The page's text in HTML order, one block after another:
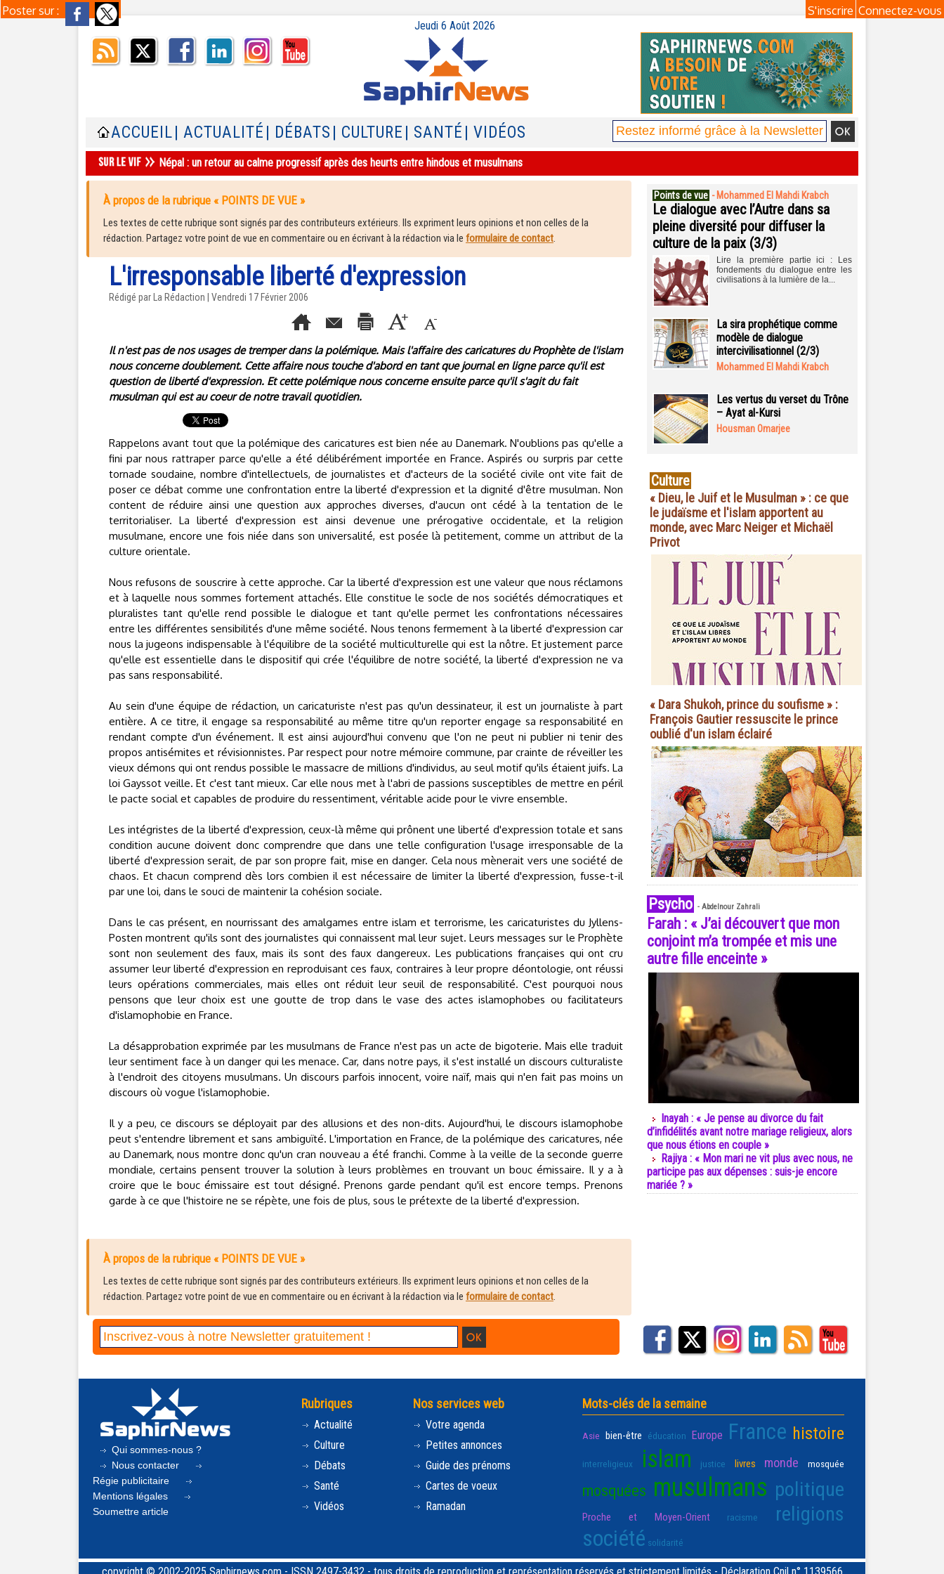
Poster sur : Connectez-vous
S'inscrire
Jeudi 6 Août 2026
ACCUEIL | ACTUALITÉ | DÉBATS | CULTURE | SANTÉ | VIDÉOS
Népal : un retour au calme progressif après des heurts entre hindous et musulmans
À propos de la rubrique « POINTS DE VUE »
Les textes de cette rubrique sont signés par des contributeurs extérieurs. Ils expriment leurs opinions et non celles de la
rédaction. Partagez votre point de vue en commentaire ou en écrivant à la rédaction via le formulaire de contact.
L'irresponsable liberté d'expression
Rédigé par La Rédaction | Vendredi 17 Février 2006
Il n'est pas de nos usages de tremper dans la polémique. Mais l'affaire des caricatures du Prophète de l'islam
nous concerne doublement. Cette affaire nous touche d'abord en tant que journal en ligne parce qu'il est
question de liberté d'expression. Et cette polémique nous concerne ensuite parce qu'il s'agit du fait
musulman qui est au coeur de notre travail quotidien.
Rappelons avant tout que la polémique des caricatures est bien née au Danemark. N'oublions pas qu'elle a
fini par nous rattraper parce qu'elle a été délibérément importée en France. Aspirés ou surpris par cette
tornade soudaine, nombre d'intellectuels, de journalistes et d'acteurs de la société civile ont vite fait de
poser ce débat comme une confrontation entre la liberté d'expression et la dignité d'être musulman. Non
content de réduire ainsi une question aux approches diverses, d'aucun ont cédé à la tentation de le
territorialiser. La liberté d'expression est ainsi devenue une prérogative occidentale, et la religion
musulmane, encore une fois niée dans son universalité, est posée là petitement, comme un attribut de la
culture orientale.
Nous refusons de souscrire à cette approche. Car la liberté d'expression est une valeur que nous réclamons
et à laquelle nous sommes fortement attachés. Elle constitue le socle de nos sociétés démocratiques et
pluralistes tant qu'elle rend possible le dialogue et tant qu'elle permet les confrontations nécessaires
entre les différentes sensibilités d'une même société. Nous tenons fermement à la liberté d'expression car
nous la jugeons indispensable à l'équilibre de la société multiculturelle qui est la nôtre. Et justement parce
qu'elle est essentielle dans le dispositif qui crée l'équilibre de notre société, la liberté d'expression ne va
pas sans responsabilité.
Au sein d'une équipe de rédaction, un caricaturiste n'est pas qu'un dessinateur, il est un journaliste à part
entière. A ce titre, il engage sa responsabilité au même titre qu'un reporter engage sa responsabilité en
rendant compte d'un événement. Il est ainsi aujourd'hui convenu que l'on ne peut ni publier ni tenir des
propos antisémites et révisionnistes. Par respect pour notre mémoire commune, par crainte de réveiller les
vieux démons qui ont rendus possible le massacre de millions d'individus, au seul motif qu'ils étaient juifs. La
loi Gayssot veille. Et c'est tant mieux. Car elle nous met à l'abri de passions susceptibles de mettre en péril
le pacte social et capables de produire du ressentiment, véritable acide pour le vivre ensemble.
Les intégristes de la liberté d'expression, ceux-là même qui prônent une liberté d'expression totale et sans
condition aucune doivent donc comprendre que dans une telle configuration l'usage irresponsable de la
liberté d'expression serait, de par son propre fait, mise en danger. Cela nous mènerait vers une société de
chaos. Et chacun comprend dès lors combien il est nécessaire de limiter la liberté d'expression, fusse-t-il
par une loi, dans le souci de maintenir la cohésion sociale.
Dans le cas présent, en nourrissant des amalgames entre islam et terrorisme, les caricaturistes du Jyllens-
Posten montrent qu'ils sont des journalistes qui connaissent mal leur sujet. Leurs messages sur le Prophète
sont non seulement des faux, mais ils sont des faux dangereux. Les publications françaises qui ont cru
assumer leur liberté d'expression en reproduisant ces faux, contraires à leur propre déontologie, ont réussi
leurs opérations commerciales, mais elles ont réduit leur seuil de responsabilité. C'est pourquoi nous
pensons que leur choix est une goutte de trop dans le vase des actes islamophobes ou facilitateurs
d'islamophobie en France.
La désapprobation exprimée par les musulmans de France n'est pas un acte de bigoterie. Mais elle traduit
leur sentiment face à un danger qui les menace. Car, dans notre pays, il s'est installé un discours culturaliste
à l'endroit des citoyens musulmans. Un discours parfois innocent, voire naïf, mais qui n'en fait pas moins un
discours où vogue l'islamophobie.
Il y a peu, ce discours se déployait par des allusions et des non-dits. Aujourd'hui, le discours islamophobe
peut s'entendre librement et sans ambiguïté. L'importation en France, de la polémique des caricatures, née
au Danemark, nous montre donc qu'un cran nouveau a été franchi. Comme à la veille de la seconde guerre
mondiale, certains pensent trouver la solution à leurs problèmes en trouvant un bouc émissaire. Il y a à
croire que le bouc émissaire est tout désigné. Prenons garde pendant qu'il est encore temps. Prenons
garde à ce que l'histoire ne se répète, une fois de plus, sous le prétexte de la liberté d'expression.
À propos de la rubrique « POINTS DE VUE »
Les textes de cette rubrique sont signés par des contributeurs extérieurs. Ils expriment leurs opinions et non celles de la
rédaction. Partagez votre point de vue en commentaire ou en écrivant à la rédaction via le formulaire de contact.
Points de vue - Mohammed El Mahdi Krabch
Le dialogue avec l’Autre dans sa
pleine diversité pour diffuser la
culture de la paix (3/3)
Lire la première partie ici : Les
fondements du dialogue entre les
civilisations à la lumière de la...
La sira prophétique comme
modèle de dialogue
intercivilisationnel (2/3)
Mohammed El Mahdi Krabch
Les vertus du verset du Trône
– Ayat al-Kursi
Housman Omarjee
Culture
« Dieu, le Juif et le Musulman » : ce que
le judaïsme et l'islam apportent au
monde, avec Marc Neiger et Michaël
Privot
« Dara Shukoh, prince du soufisme » :
François Gautier ressuscite le prince
oublié d'un islam éclairé
Psycho - Abdelnour Zahrali
Farah : « J’ai découvert que mon
conjoint m’a trompée et mis une
autre fille enceinte »
Inayah : « Je pense au divorce du fait
d’infidélités avant notre mariage religieux, alors
que nous étions en couple »
Rajiya : « Mon mari ne vit plus avec nous, ne
participe pas aux dépenses : suis-je encore
mariée ? »
Qui sommes-nous ?
Nous contacter
Régie publicitaire
Mentions légales
Soumettre article
Rubriques
Actualité
Culture
Débats
Santé
Vidéos
Nos services web
Votre agenda
Petites annonces
Guide des prénoms
Cartes de voeux
Ramadan
Mots-clés de la semaine
Asie bien-être éducation Europe France histoire
interreligieux islam justice livres monde mosquée
mosquées musulmans politique
Proche et Moyen-Orient racisme religions
société solidarité